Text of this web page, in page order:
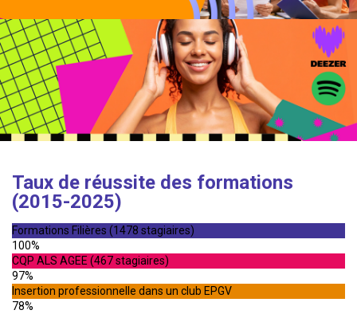
Taux de réussite des formations
(2015-2025)
Formations Filières (1478 stagiaires)
100%
CQP ALS AGEE (467 stagiaires)
97%
Insertion professionnelle dans un club EPGV
78%